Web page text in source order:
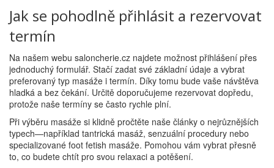
Jak se pohodlně přihlásit a rezervovat
termín
Na našem webu saloncherie.cz najdete možnost přihlášení přes
jednoduchý formulář. Stačí zadat své základní údaje a vybrat
preferovaný typ masáže i termín. Díky tomu bude vaše návštěva
hladká a bez čekání. Určitě doporučujeme rezervovat dopředu,
protože naše termíny se často rychle plní.
Při výběru masáže si klidně pročtěte naše články o nejrůznějších
typech—například tantrická masáž, senzuální procedury nebo
specializované foot fetish masáže. Pomohou vám vybrat přesně
to, co budete chtít pro svou relaxaci a potěšení.